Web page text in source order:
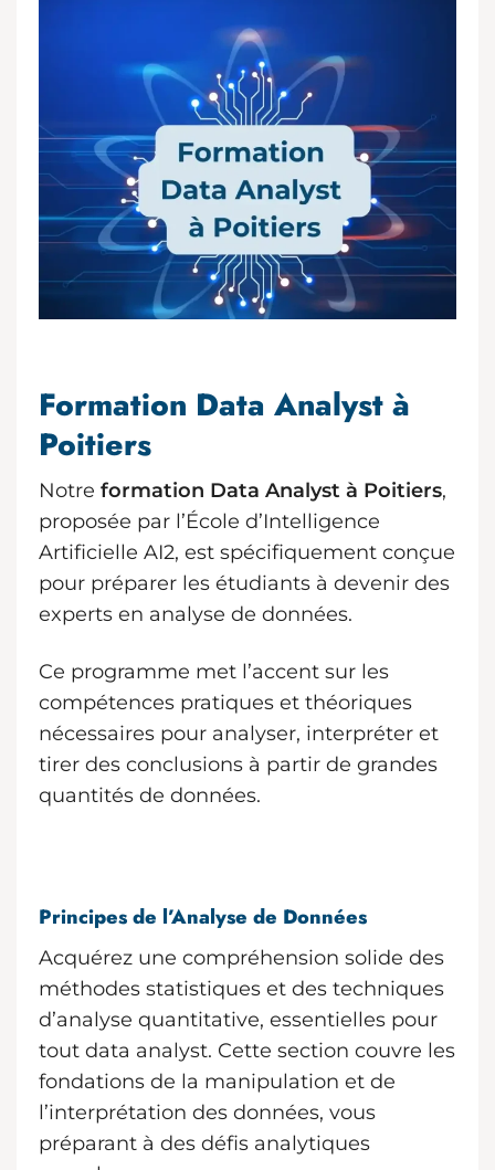
Formation Data Analyst à
Poitiers
Notre formation Data Analyst à Poitiers,
proposée par l’École d’Intelligence
Artificielle AI2, est spécifiquement conçue
pour préparer les étudiants à devenir des
experts en analyse de données.
Ce programme met l’accent sur les
compétences pratiques et théoriques
nécessaires pour analyser, interpréter et
tirer des conclusions à partir de grandes
quantités de données.
Principes de l’Analyse de Données
Acquérez une compréhension solide des
méthodes statistiques et des techniques
d’analyse quantitative, essentielles pour
tout data analyst. Cette section couvre les
fondations de la manipulation et de
l’interprétation des données, vous
préparant à des défis analytiques